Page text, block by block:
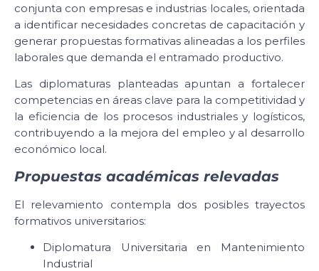
conjunta con empresas e industrias locales, orientada
a identificar necesidades concretas de capacitación y
generar propuestas formativas alineadas a los perfiles
laborales que demanda el entramado productivo.
Las diplomaturas planteadas apuntan a fortalecer
competencias en áreas clave para la competitividad y
la eficiencia de los procesos industriales y logísticos,
contribuyendo a la mejora del empleo y al desarrollo
económico local.
Propuestas académicas relevadas
El relevamiento contempla dos posibles trayectos
formativos universitarios:
Diplomatura Universitaria en Mantenimiento
Industrial